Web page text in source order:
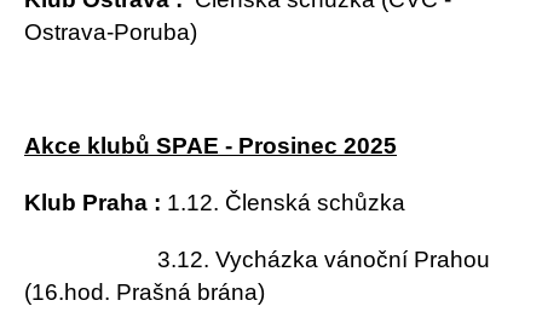
Ostrava-Poruba)
Akce klubů SPAE - Prosinec 2025
Klub Praha : 1.12. Členská schůzka
3.12. Vycházka vánoční Prahou
(16.hod. Prašná brána)